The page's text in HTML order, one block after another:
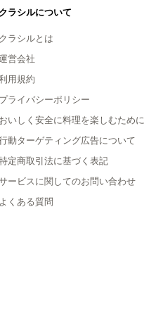
クラシルについて
クラシルとは
営会社
用規約
プライバシーポリシー
おいしく安全に料理を楽しむために
動ターゲティング広告について
定商取引法に基づく表記
ービスに関してのお問い合わせ
よくある質問